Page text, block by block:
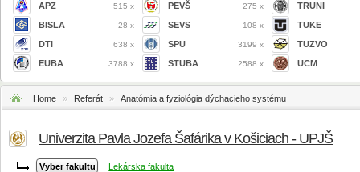
APZ 515 x
BISLA 28 x
DTI 638 x
EUBA 3788 x
PEVŠ 275 x
SEVS 108 x
SPU 3199 x
STUBA 2588 x
TRUNI
TUKE
TUZVO
UCM
Home » Referát » Anatómia a fyziológia dýchacieho systému
Univerzita Pavla Jozefa Šafárika v Košiciach - UPJŠ
Lekárska fakulta